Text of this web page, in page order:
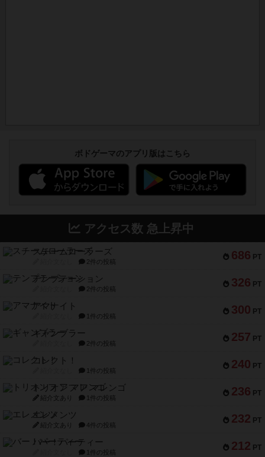
ボドゲーマのアプリ版はこちら
アクセス数 急上昇中
686 PT
スチームローラーズ
2件の投稿
326 PT
テンプテーション
2件の投稿
300 PT
アマナイト
1件の投稿
257 PT
ギャンブラー
2件の投稿
240 PT
コレクト！
1件の投稿
236 PT
トリオンフ ア マレンゴ
紹介文あり 1件の投稿
232 PT
エレメンツ
紹介文あり 4件の投稿
212 PT
バー！パーティー
1件の投稿